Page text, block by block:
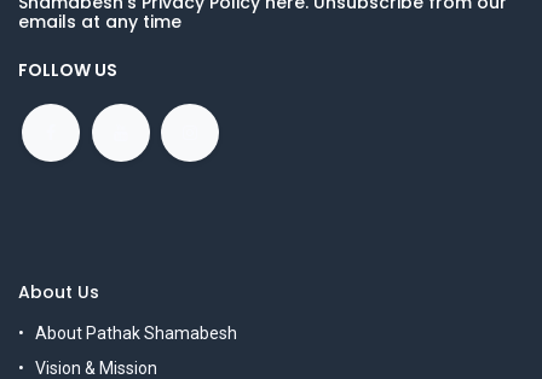
emails at any time
FOLLOW US
About Us
About Pathak Shamabesh
Vision & Mission